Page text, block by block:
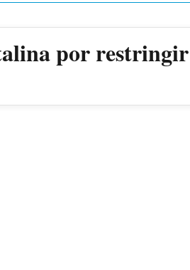
por